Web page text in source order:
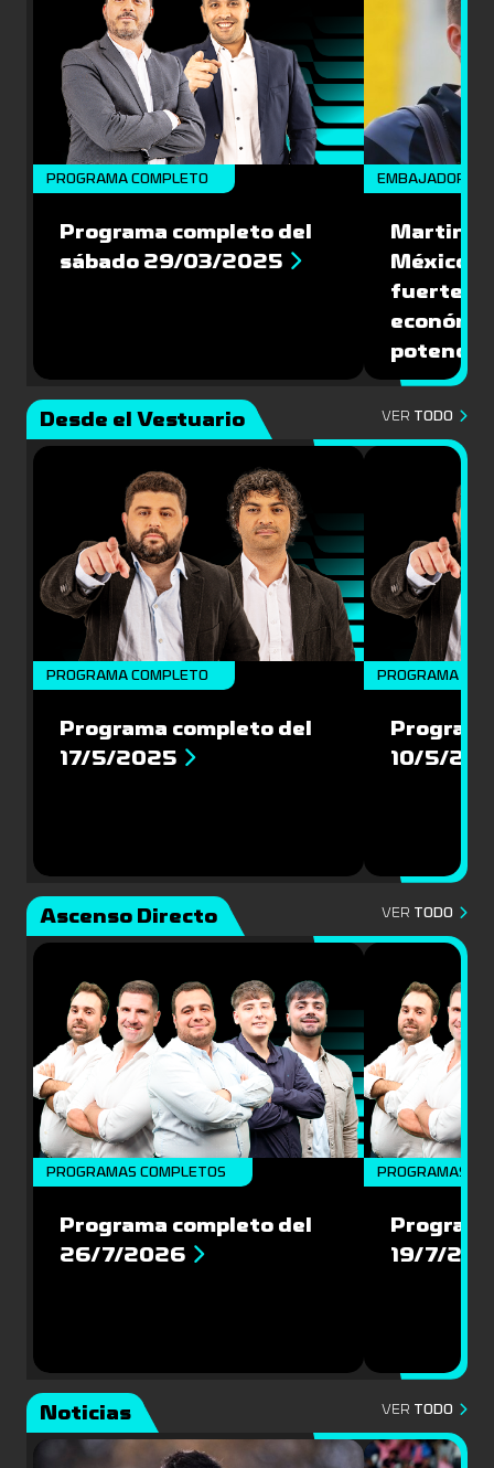
PROGRAMA COMPLETO
Programa completo del
sábado 29/03/2025
EMBAJADORES
Martin
México:
fuerte
Desde el Vestuario VER TODO
PROGRAMA COMPLETO
Programa completo del
17/5/2025
PROGRAMA
10/5/
Ascenso Directo VER TODO
PROGRAMAS COMPLETOS
Programa completo del
26/7/2026
PROGRAMAS
19/7/
Noticias VER TODO